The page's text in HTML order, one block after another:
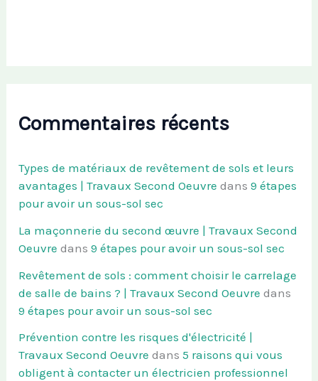
Commentaires récents
Types de matériaux de revêtement de sols et leurs
avantages | Travaux Second Oeuvre dans9 étapes
pour avoir un sous-sol sec
La maçonnerie du second œuvre | Travaux Second
Oeuvre dans9 étapes pour avoir un sous-sol sec
Revêtement de sols : comment choisir le carrelage
de salle de bains ? | Travaux Second Oeuvre dans
9 étapes pour avoir un sous-sol sec
Prévention contre les risques d'électricité |
Travaux Second Oeuvre dans5 raisons qui vous
obligent à contacter un électricien professionnel